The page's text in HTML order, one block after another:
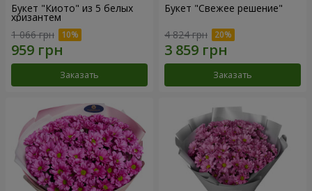
Букет "Киото" из 5 белых
хризантем
1 066 грн
Заказать
Букет "Свежее решение"
4 824 грн
Заказать